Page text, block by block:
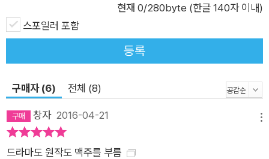
현재 0/280byte (한글 140자 이내)
스포일러 포함
등록
구매자 (6) 전체 (8)
창자2016-04-21
드라마도 원작도 맥주를 부름